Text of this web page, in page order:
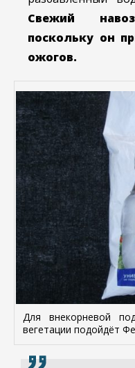
Свежий
поскольку он
ожогов.
Для внекорневой
вегетации подойдёт